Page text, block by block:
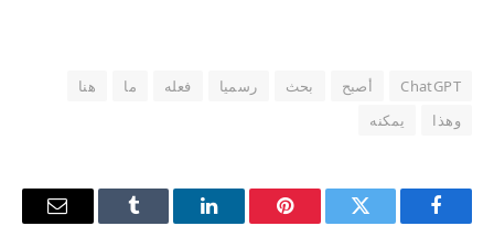
ChatGPT أصبح بحث رسميا فعله ما
هنا
وهذا
يمكنه